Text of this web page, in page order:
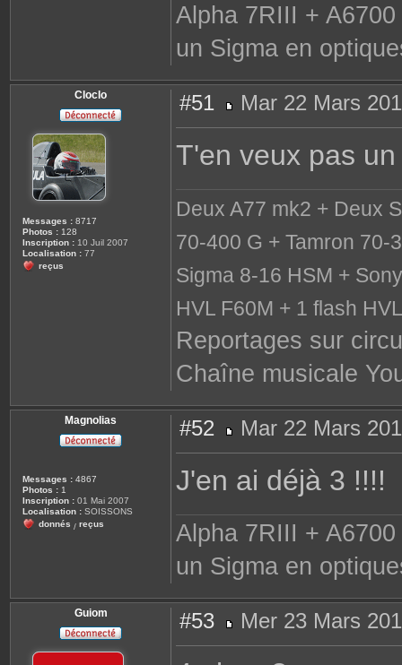
Alpha 7RIII +
un Sigma en
Cloclo
Messages : 8717
Photos : 128
Inscription : 10 Juil 2007
Localisation : 77
reçus
#51
e
Mar 22 Mars
T'en veux pas
Deux A77 mk2 + Deux
70-400 G + Tamron 70-
Sigma 8-16 HSM +
HVL F60M + 1 flash
Reportages sur
Chaîne musicale
Magnolias
Messages : 4867
Photos : 1
Inscription : 01 Mai 2007
Localisation : SOISSONS
donnés / reçus
#52
e
a
Mar 22 Mars
J'en ai déjà 3 !!!!
Alpha 7RIII +
un Sigma en
Guiom #53
e
Mer 23 Mars